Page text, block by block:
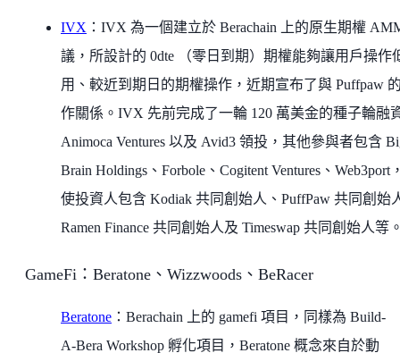
IVX ：IVX 為一個建立於 Berachain 上的原生期權
議，所設計的 0dte （零日到期）期權能夠讓用戶操作
用、較近到期日的期權操作，近期宣布了與 Puffpaw
作關係。IVX 先前完成了一輪 120 萬美金的種子輪融
Animoca Ventures 以及 Avid3 領投，其他參與者包含
Brain Holdings、Forbole、Cogitent Ventures、Web3port
使投資人包含 Kodiak 共同創始人、PuffPaw 共同創始
Ramen Finance 共同創始人及 Timeswap 共同創始人等
GameFi：Beratone、Wizzwoods、BeRacer
Beratone ：Berachain 上的 gamefi 項目，同樣為 Build-
A-Bera Workshop 孵化項目，Beratone 概念來自於動